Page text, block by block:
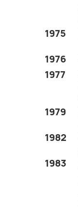
1975
1976
1977
1979
1982
1983